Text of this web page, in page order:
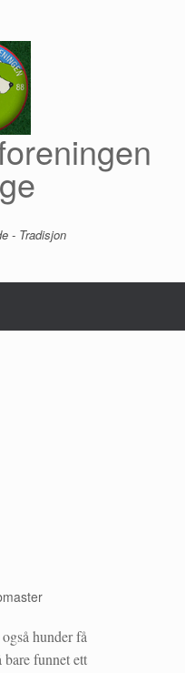
- Tradisjon
hunder få
funnet ett